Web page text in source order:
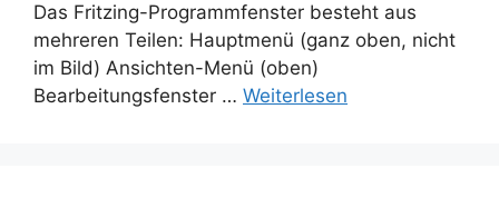
Das Fritzing-Programmfenster besteht aus
mehreren Teilen: Hauptmenü (ganz oben, nicht
im Bild) Ansichten-Menü (oben)
Bearbeitungsfenster … Weiterlesen